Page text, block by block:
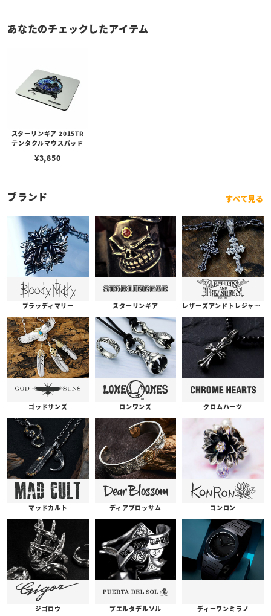
あなたのチェックしたアイテム
スターリンギア 2015TR
テンタクルマウスパッド
¥3,850
ブランド すべて見る
ブラッディマリー スターリンギア レザーズアンドトレジャーズ
ゴッドサンズ ロンワンズ クロムハーツ
マッドカルト ディアブロッサム コンロン
ジゴロウ プエルタデルソル ディーワンミラノ